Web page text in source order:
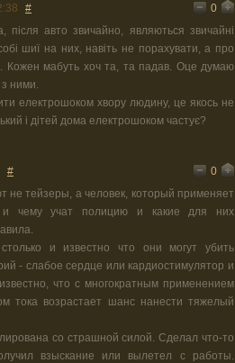
#
0
авто звичайно, являються звичайні
шиї на них, навіть не порахувати, а про
Кожен мабуть хоч та, та падав. Оце думаю
з ними.
електрошоком хвору людину, це якось не
і дітей дома електрошоком частує?
#
0
не тейзеры, а человек, который применяет
чему учат полицию и какие для них
и известно что они могут убить
- слабое сердце или кардиостимулятор и
что с многократным применением
тока возрастает шанс нанести тяжелый
со страшной силой. Сделал что-то
взыскание или вылетел с работы.